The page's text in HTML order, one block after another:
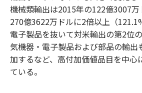
機械類輸出は2015年の122億3007
270億3622万ドルに2倍以上（
電子製品を抜いて対米輸出の第2位
気機器・電子製品および部品の輸出
加するなど、高付加価値品目を中心
ている。